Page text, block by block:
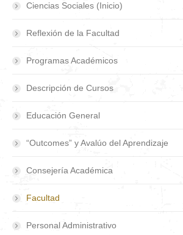
Ciencias Sociales (Inicio)
Reflexión de la Facultad
Programas Académicos
Descripción de Cursos
Educación General
“Outcomes” y Avalúo del Aprendizaje
Consejería Académica
Facultad
Personal Administrativo